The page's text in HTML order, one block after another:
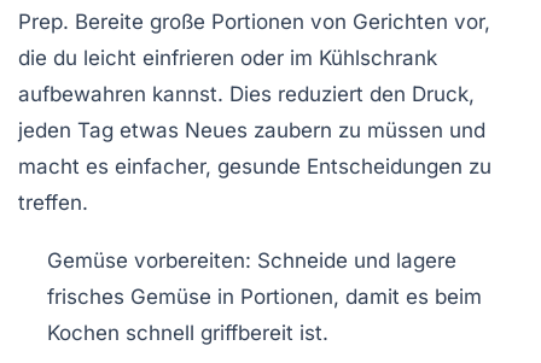
Prep. Bereite große Portionen von Gerichten vor,
die du leicht einfrieren oder im Kühlschrank
aufbewahren kannst. Dies reduziert den Druck,
jeden Tag etwas Neues zaubern zu müssen und
macht es einfacher, gesunde Entscheidungen zu
treffen.
Gemüse vorbereiten: Schneide und lagere
frisches Gemüse in Portionen, damit es beim
Kochen schnell griffbereit ist.